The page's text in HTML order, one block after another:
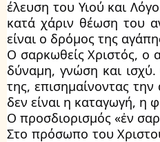
έλευση του Υιού και
κατά χάριν θέωση του
είναι ο δρόμος της
Ο σαρκωθείς Χριστός, ο
δύναμη, γνώση και
της, επισημαίνοντας
δεν είναι η καταγωγή, η
Ο προσδιορισμός «ἐν
Στο πρόσωπο του